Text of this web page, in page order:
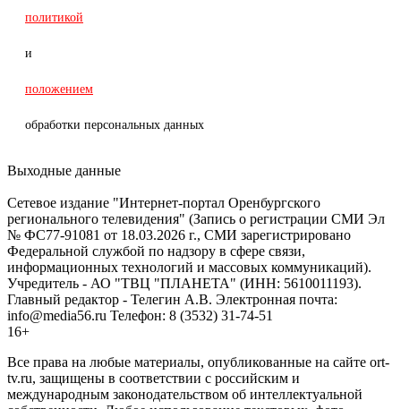
политикой
и
положением
обработки персональных данных
Выходные данные
Сетевое издание "Интернет-портал Оренбургского
регионального телевидения" (Запись о регистрации СМИ Эл
№ ФС77-91081 от 18.03.2026 г., СМИ зарегистрировано
Федеральной службой по надзору в сфере связи,
информационных технологий и массовых коммуникаций).
Учредитель - АО "ТВЦ "ПЛАНЕТА" (ИНН: 5610011193).
Главный редактор - Телегин А.В. Электронная почта:
info@media56.ru Телефон: 8 (3532) 31-74-51
16+
Все права на любые материалы, опубликованные на сайте ort-
tv.ru, защищены в соответствии с российским и
международным законодательством об интеллектуальной